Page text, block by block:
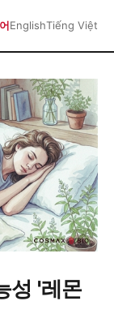
EnglishTiếng Việt
성 '레몬